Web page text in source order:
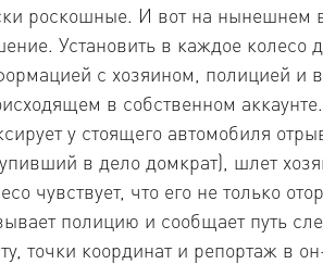
роскошные. И вот на нынешнем
Установить в каждое
с хозяином, полицией и
в собственном
у стоящего автомобиля
в дело домкрат), шлет
чувствует, что его не только
полицию и сообщает путь
точки координат и репортаж в